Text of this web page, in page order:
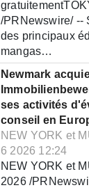
/PRNewswire/ --
des principaux
mangas…
Newmark
ses activités
conseil en
NEW YORK et
6 2026 12:24
NEW YORK et
2026 /